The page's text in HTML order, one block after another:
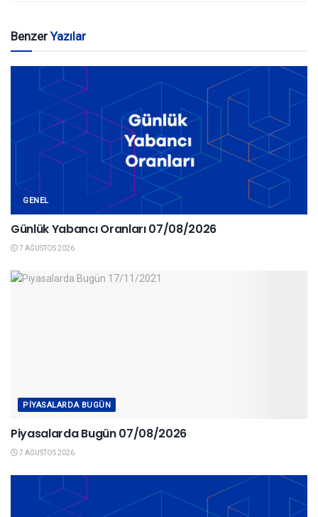
BenzerYazılar
GENEL
Günlük Yabancı Oranları 07/08/2026
7 AĞUSTOS 2026
PIYASALARDA BUGÜN
Piyasalarda Bugün 07/08/2026
7 AĞUSTOS 2026